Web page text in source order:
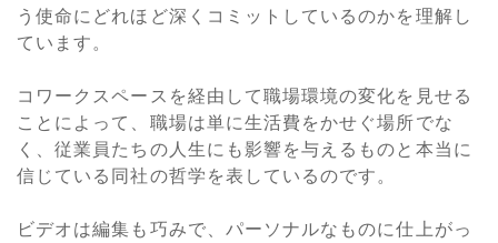
う使命にどれほど深くコミットしているのかを理解し
ています。
コワークスペースを経由して職場環境の変化を見せる
ことによって、職場は単に生活費をかせぐ場所でな
く、従業員たちの人生にも影響を与えるものと本当に
信じている同社の哲学を表しているのです。
ビデオは編集も巧みで、パーソナルなものに仕上がっ